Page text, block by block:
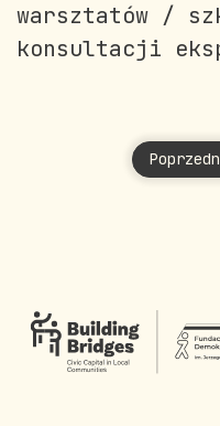
warsztatów /
konsultacji